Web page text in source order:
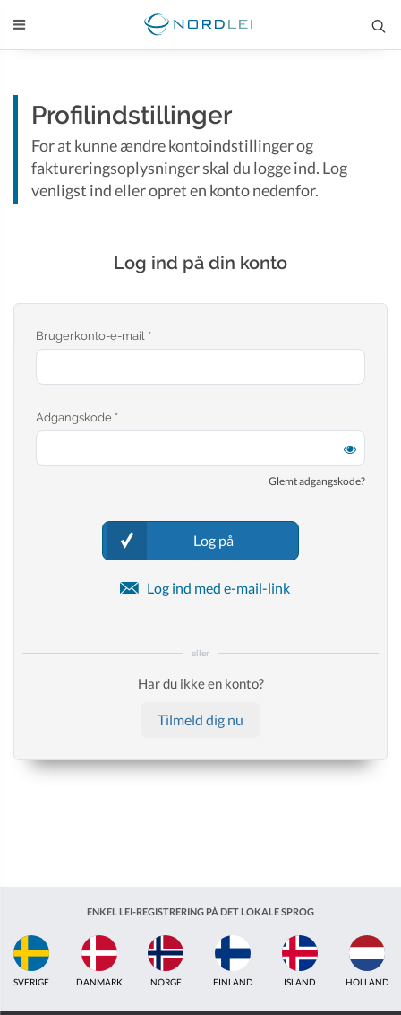
Profilindstillinger
For at kunne ændre kontoindstillinger og
faktureringsoplysninger skal du logge ind. Log
venligst ind eller opret en konto nedenfor.
Log ind på din konto
Brugerkonto-e-mail *
Adgangskode *
Glemt adgangskode?
Log på
Log ind med e-mail-link
eller
Har du ikke en konto?
Tilmeld dig nu
ENKEL LEI-REGISTRERING PÅ DET LOKALE SPROG
SVERIGE DANMARK NORGE FINLAND ISLAND HOLLAND